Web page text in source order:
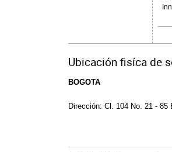
Ubicación fisíca de
BOGOTA
Dirección: Cl. 104 No. 21 - 85